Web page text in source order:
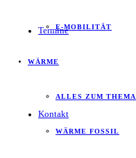
Termine
Kontakt
E-MOBILITÄT
WÄRME
ALLES ZUM THEMA
WÄRME FOSSIL